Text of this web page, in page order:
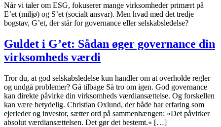
Når vi taler om ESG, fokuserer mange virksomheder primært på
E’et (miljø) og S’et (socialt ansvar). Men hvad med det tredje
bogstav, G’et, der står for governance eller selskabsledelse?
Guldet i G’et: Sådan øger governance din
virksomheds værdi
Tror du, at god selskabsledelse kun handler om at overholde regler
og undgå problemer? Gå tilbage Så tro om igen. God governance
kan direkte påvirke din virksomheds værdiansættelse. Og forskellen
kan være betydelig. Christian Oxlund, der både har erfaring som
ejerleder og investor, sætter ord på sammenhængen: »Det påvirker
absolut værdiansættelsen. Det gør det bestemt.« […]